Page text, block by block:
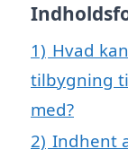
1) Hvad
tilbygning
med?
2) Indhent